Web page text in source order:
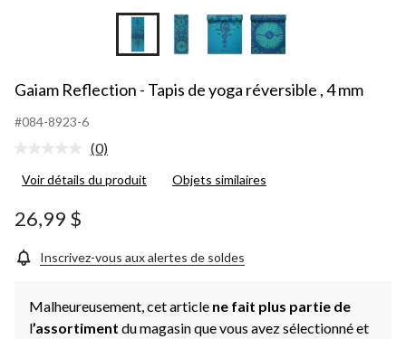
Gaiam Reflection - Tapis de yoga réversible , 4 mm
#084-8923-6
Aucune
pour
la
même
(0)
Voir détails du produit Objets similaires
26,99 $
Inscrivez-vous aux alertes de soldes
Malheureusement, cet article ne fait plus partie de
l’assortiment du magasin que vous avez sélectionné et